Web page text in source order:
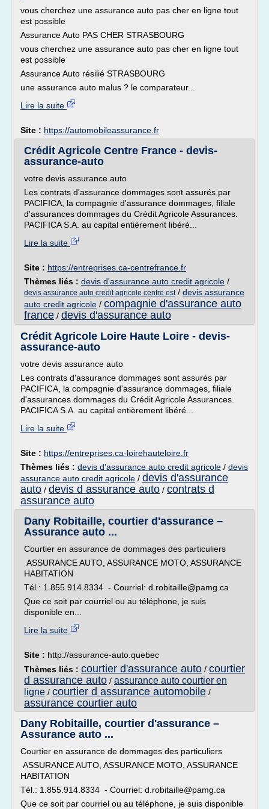
vous cherchez une assurance auto pas cher en ligne tout
est possible
Assurance Auto PAS CHER STRASBOURG
vous cherchez une assurance auto pas cher en ligne tout
est possible
Assurance Auto résilié STRASBOURG
une assurance auto malus ? le comparateur...
Lire la suite
Site : https://automobileassurance.fr
Crédit Agricole Centre France - devis-
assurance-auto
votre devis assurance auto
Les contrats d'assurance dommages sont assurés par
PACIFICA, la compagnie d'assurance dommages, filiale
d'assurances dommages du Crédit Agricole Assurances.
PACIFICA S.A. au capital entièrement libéré...
Lire la suite
Site : https://entreprises.ca-centrefrance.fr
Thèmes liés : devis d'assurance auto credit agricole /
devis assurance auto credit agricole centre est/ devis assurance
auto credit agricole / compagnie d'assurance auto
france / devis d'assurance auto
Crédit Agricole Loire Haute Loire - devis-
assurance-auto
votre devis assurance auto
Les contrats d'assurance dommages sont assurés par
PACIFICA, la compagnie d'assurance dommages, filiale
d'assurances dommages du Crédit Agricole Assurances.
PACIFICA S.A. au capital entièrement libéré...
Lire la suite
Site : https://entreprises.ca-loirehauteloire.fr
Thèmes liés : devis d'assurance auto credit agricole / devis
assurance auto credit agricole / devis d'assurance
auto / devis d assurance auto / contrats d
assurance auto
Dany Robitaille, courtier d'assurance –
Assurance auto ...
Courtier en assurance de dommages des particuliers
ASSURANCE AUTO, ASSURANCE MOTO, ASSURANCE
HABITATION
Tél.: 1.855.914.8334 - Courriel: d.robitaille@pamg.ca
Que ce soit par courriel ou au téléphone, je suis
disponible en...
Lire la suite
Site : http://assurance-auto.quebec
Thèmes liés : courtier d'assurance auto / courtier
d assurance auto / assurance auto courtier en
ligne / courtier d assurance automobile /
assurance courtier auto
Dany Robitaille, courtier d'assurance –
Assurance auto ...
Courtier en assurance de dommages des particuliers
ASSURANCE AUTO, ASSURANCE MOTO, ASSURANCE
HABITATION
Tél.: 1.855.914.8334 - Courriel: d.robitaille@pamg.ca
Que ce soit par courriel ou au téléphone, je suis disponible